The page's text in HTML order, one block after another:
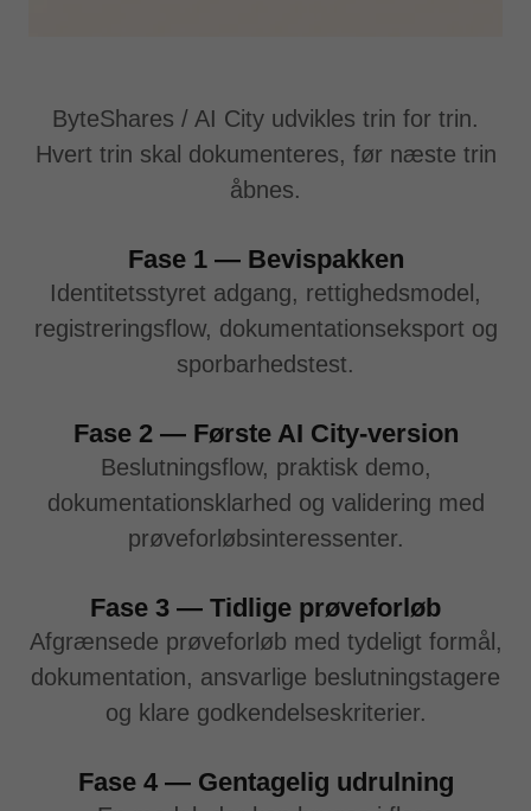
ByteShares / AI City udvikles trin for trin.
Hvert trin skal dokumenteres, før næste trin
åbnes.
Fase 1 — Bevispakken
Identitetsstyret adgang, rettighedsmodel,
registreringsflow, dokumentationseksport og
sporbarhedstest.
Fase 2 — Første AI City-version
Beslutningsflow, praktisk demo,
dokumentationsklarhed og validering med
prøveforløbsinteressenter.
Fase 3 — Tidlige prøveforløb
Afgrænsede prøveforløb med tydeligt formål,
dokumentation, ansvarlige beslutningstagere
og klare godkendelseskriterier.
Fase 4 — Gentagelig udrulning